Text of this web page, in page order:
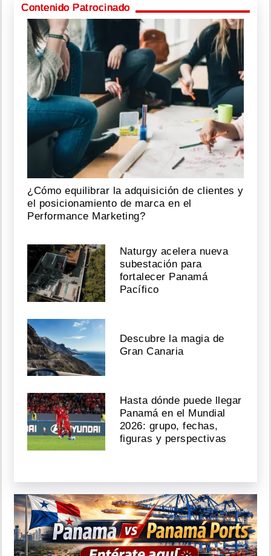
Contenido Patrocinado
¿Cómo equilibrar la adquisición de clientes y
el posicionamiento de marca en el
Performance Marketing?
Naturgy acelera nueva
subestación para
fortalecer Panamá
Pacífico
Descubre la magia de
Gran Canaria
Hasta dónde puede llegar
Panamá en el Mundial
2026: grupo, fechas,
figuras y perspectivas